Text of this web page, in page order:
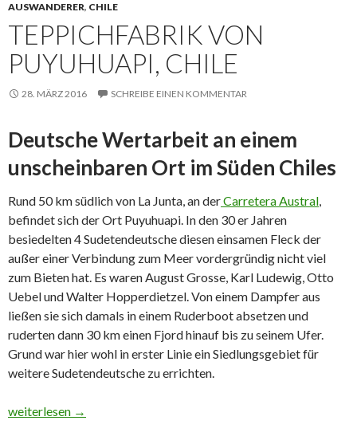
AUSWANDERER, CHILE
TEPPICHFABRIK VON
PUYUHUAPI, CHILE
28. MÄRZ 2016 SCHREIBE EINEN KOMMENTAR
Deutsche Wertarbeit an einem
unscheinbaren Ort im Süden Chiles
Rund 50 km südlich von La Junta, an derCarretera Austral,
befindet sich der Ort Puyuhuapi. In den 30 er Jahren
besiedelten 4 Sudetendeutsche diesen einsamen Fleck der
außer einer Verbindung zum Meer vordergründig nicht viel
zum Bieten hat. Es waren August Grosse, Karl Ludewig, Otto
Uebel und Walter Hopperdietzel. Von einem Dampfer aus
ließen sie sich damals in einem Ruderboot absetzen und
ruderten dann 30 km einen Fjord hinauf bis zu seinem Ufer.
Grund war hier wohl in erster Linie ein Siedlungsgebiet für
weitere Sudetendeutsche zu errichten.
Teppichfabrik von Puyuhuapi, Chile
weiterlesen →